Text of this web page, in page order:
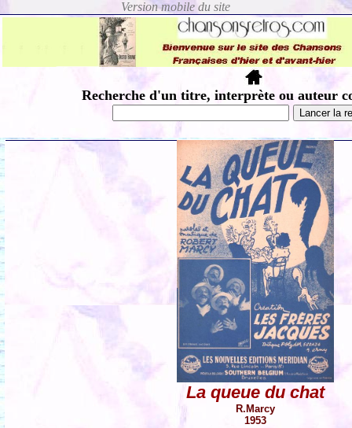
Recherche d'un titre, interprète ou auteur
La queue du chat
R.Marcy
1953